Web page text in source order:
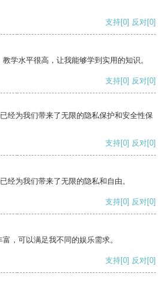
支持[0] 反对[0]
学水平很高，让我能够学到实用的知识。
支持[0] 反对[0]
经为我们带来了无限的隐私保护和安全性保
支持[0] 反对[0]
经为我们带来了无限的隐私和自由。
支持[0] 反对[0]
，可以满足我不同的娱乐需求。
支持[0] 反对[0]